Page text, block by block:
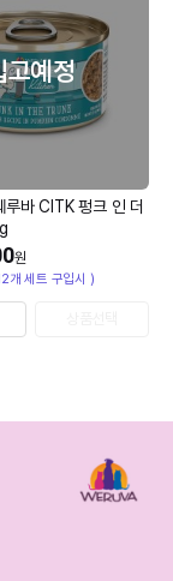
고예정
루바 CITK 펑크 인 더
원
세트 구입시 )